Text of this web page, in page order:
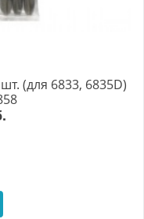
(для 6833, 6835D)